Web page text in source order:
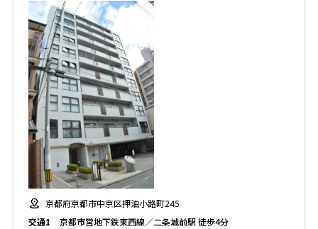
京都府京都市中京区押油小路町245
交通1
京都市営地下鉄東西線／二条城前駅 徒歩4分